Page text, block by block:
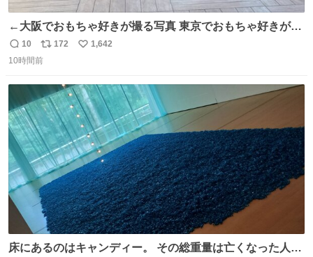
←大阪でおもちゃ好きが撮る写真 東京でおもちゃ好きが撮
る写真→
返
信
10
リ
ポ
ト
数
172
い
数
1,642
10時間前
床にあるのはキャンディー。 その総重量は亡くなった人と